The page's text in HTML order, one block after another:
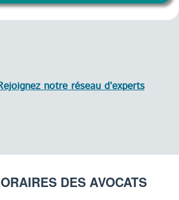
notre réseau d’experts
DES AVOCATS